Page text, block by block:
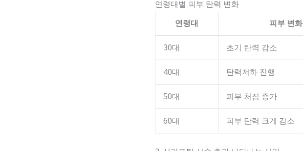
연령대별 피부 탄력 변화
연령대
피부 변화
30대 초기 탄력 감소
40대 탄력저하 진행
50대 피부 처짐 증가
60대 피부 탄력 크게 감소